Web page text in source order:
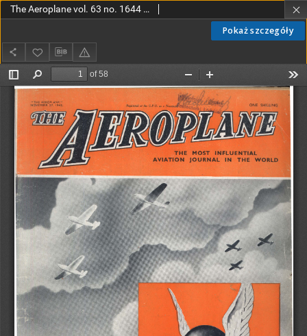
Pokaż szczegóły
The Aeroplane vol. 63 no. 1644 (1942)